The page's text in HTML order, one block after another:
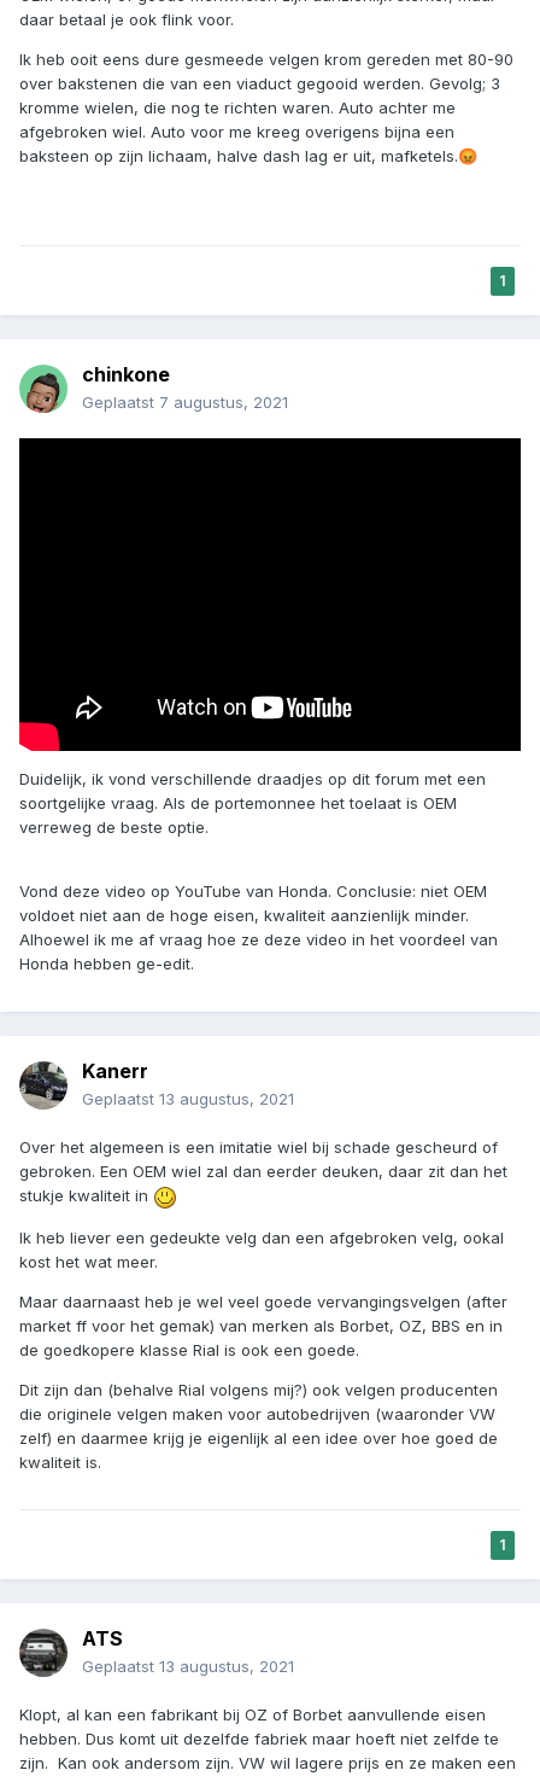
daar betaal je ook flink voor.
Ik heb ooit eens dure gesmeede velgen krom gereden met 80-90
over bakstenen die van een viaduct gegooid werden. Gevolg; 3
kromme wielen, die nog te richten waren. Auto achter me
afgebroken wiel. Auto voor me kreeg overigens bijna een
baksteen op zijn lichaam, halve dash lag er uit, mafketels.😡
1
chinkone
Geplaatst 7 augustus, 2021
Duidelijk, ik vond verschillende draadjes op dit forum met een
soortgelijke vraag. Als de portemonnee het toelaat is OEM
verreweg de beste optie.
Vond deze video op YouTube van Honda. Conclusie: niet OEM
voldoet niet aan de hoge eisen, kwaliteit aanzienlijk minder.
Alhoewel ik me af vraag hoe ze deze video in het voordeel van
Honda hebben ge-edit.
Kanerr
Geplaatst 13 augustus, 2021
Over het algemeen is een imitatie wiel bij schade gescheurd of
gebroken. Een OEM wiel zal dan eerder deuken, daar zit dan het
stukje kwaliteit in
Ik heb liever een gedeukte velg dan een afgebroken velg, ookal
kost het wat meer.
Maar daarnaast heb je wel veel goede vervangingsvelgen (after
market ff voor het gemak) van merken als Borbet, OZ, BBS en in
de goedkopere klasse Rial is ook een goede.
Dit zijn dan (behalve Rial volgens mij?) ook velgen producenten
die originele velgen maken voor autobedrijven (waaronder VW
zelf) en daarmee krijg je eigenlijk al een idee over hoe goed de
kwaliteit is.
1
ATS
Geplaatst 13 augustus, 2021
Klopt, al kan een fabrikant bij OZ of Borbet aanvullende eisen
hebben. Dus komt uit dezelfde fabriek maar hoeft niet zelfde te
zijn. Kan ook andersom zijn. VW wil lagere prijs en ze maken een